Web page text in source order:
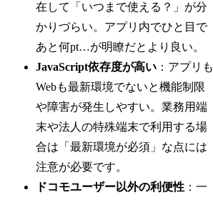
在して「いつまで使える？」が分
かりづらい。アプリ内でひと目で
あと何pt…が明瞭だとより良い。
JavaScript依存度が高い ：アプリも
Webも最新環境でないと機能制限
や障害が発生しやすい。業務用端
末や法人の特殊端末で利用する場
合は「最新環境が必須」な点には
注意が必要です。
ドコモユーザー以外の利便性 ：一